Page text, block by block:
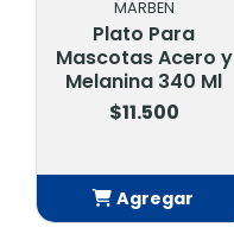
MARBEN
Plato Para
Mascotas Acero y
Melanina 340 Ml
$11.500
Agregar